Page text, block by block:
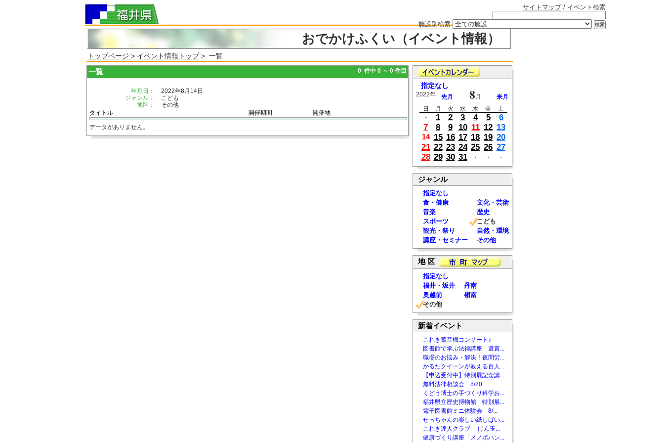
サイトマップ/ イベント検索
施設別検索
おでかけふくい（イベント情報）
トップページ > イベント情報トップ> 一覧
一覧 0 件中 0 ～ 0 件目
年月日：
2022年8月14日
ジャンル：
こども
地区：
その他
タイトル
開催期間 開催地
データがありません。
指定なし
2022年 先月 8 月
来月
日
月 火 水 木 金
土
・
1 2 3 4 5
6
7
8 9 10 11 12 13
14 15 16 17 18 19 20
21 22 23 24 25 26 27
28 29 30 31 ・ ・ ・
ジャンル
指定なし
食・健康
文化・芸術
音楽
歴史
スポーツ
こども
観光・祭り
自然・環境
講座・セミナー
その他
地 区
指定なし
福井・坂井
丹南
奥越前
嶺南
その他
新着イベント
これき蓄音機コンサート♪
図書館で学ぶ法律講座「遺言...
職場のお悩み・解決！夜間労...
かるたクイーンが教える百人...
【申込受付中】特別展記念講...
無料法律相談会 8/20
くどう博士の手づくり科学お...
福井県立歴史博物館 特別展...
電子図書館ミニ体験会 8/...
せっちゃんの楽しい紙しばい...
これき達人クラブ けん玉...
健康づくり講座「メノポハン...